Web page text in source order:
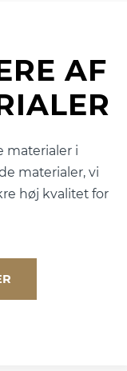
AF
materialer i
materialer, vi
høj kvalitet for